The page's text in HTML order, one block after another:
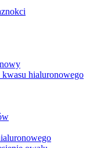
hialuronowego